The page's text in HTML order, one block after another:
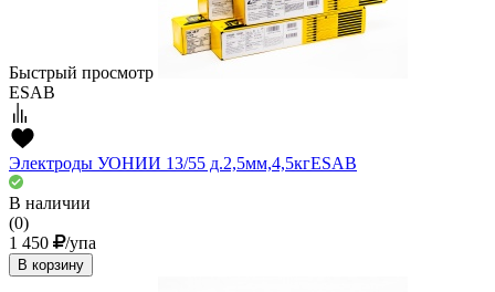
Быстрый просмотр
ESAB
Электроды УОНИИ 13/55 д.2,5мм,4,5кгESAВ
В наличии
(0)
1 450
/упа
В корзину